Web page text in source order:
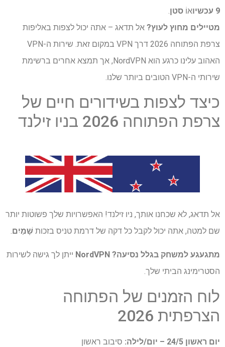
9 עכשיו
אוֹ סטן.
מטיילים מחוץ לעוץ? אל תדאג – אתה יכול לצפות באליפות
צרפת הפתוחה 2026 דרך VPN במקום זאת. שירות ה-VPN
האהוב עלינו כרגע הוא NordVPN, אך תמצא אחרים ברשימת
שירותי ה-VPN הטובים ביותר שלנו.
כיצד לצפות בשידורים חיים של
צרפת הפתוחה 2026 בניו זילנד
אל תדאג, לא שכחנו אותך, ניו זילנד! האפשרויות שלך פשוטות יותר
שם למטה, אתה יכול לקבל כל דקה של דרמת טניס בזכות שָׁמַיִם.
מתגעגע למשחק בגלל נסיעה? NordVPN ייתן לך גישה לשירות
הסטרימינג הביתי שלך.
לוח הזמנים של הפתוחה
הצרפתית 2026
יום ראשון 24/5 – יום/לילה: סיבוב ראשון